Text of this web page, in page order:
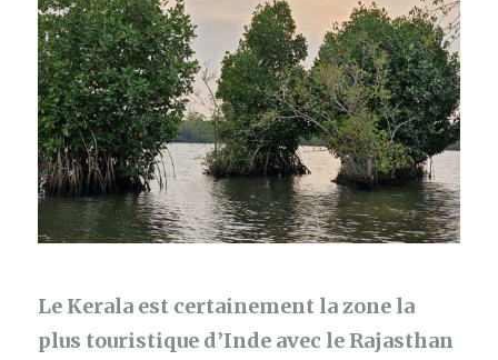
Le Kerala est certainement la zone la
plus touristique d’Inde avec le Rajasthan